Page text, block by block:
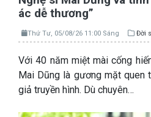
ác dễ thương”
Thứ Tư, 05/08/26 11:00 Sáng Đời
Với 40 năm miệt mài cống
Mai Dũng là gương mặt quen
giả truyền hình. Dù chuyên…